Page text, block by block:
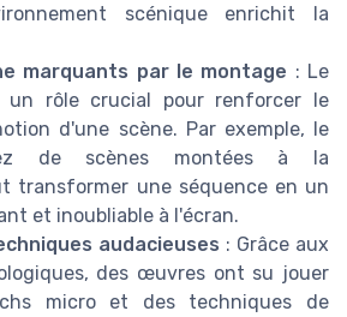
scénique enrichit la
marquants par le montage : Le
un rôle crucial pour renforcer le
d'une scène. Par exemple, le
de scènes montées à la
transformer une séquence en un
et inoubliable à l'écran.
audacieuses : Grâce aux
des œuvres ont su jouer
micro et des techniques de